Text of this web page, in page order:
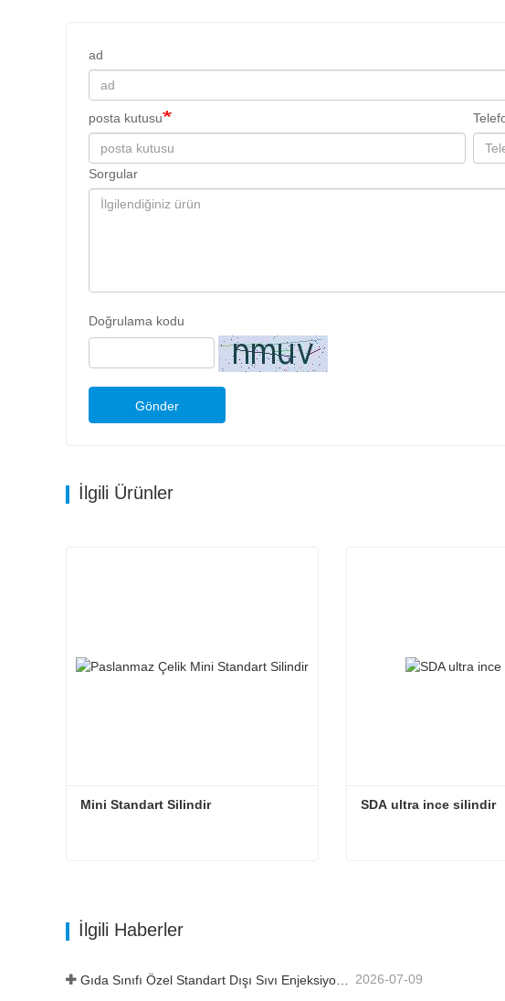
ad
posta kutusu
Sorgular
Doğrulama kodu
Gönder
İlgili Ürünler
Mini Standart Silindir SDA ultra ince silindir
İlgili Haberler
Gıda Sınıfı Özel Standart Dışı Sıvı Enjeksiyon Silindiri 2026-07-09